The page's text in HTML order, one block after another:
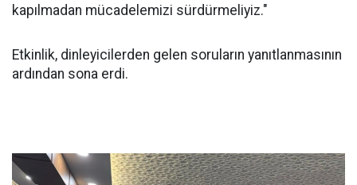
kapılmadan mücadelemizi sürdürmeliyiz."
Etkinlik, dinleyicilerden gelen soruların yanıtlanmasının
ardından sona erdi.